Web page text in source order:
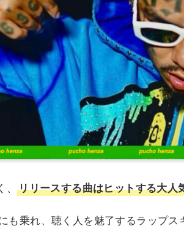
、リリースする曲はヒットする大
も乗れ、聴く人を魅了するラップス